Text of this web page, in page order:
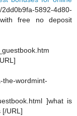
5892-4d80-
free no deposit
the-wordmint-
]what is
[/URL]